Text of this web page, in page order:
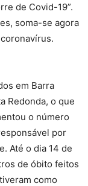
de Covid-19”.
soma-se agora
em Barra
Redonda, o que
o número
por
Até o dia 14 de
de óbito feitos
como